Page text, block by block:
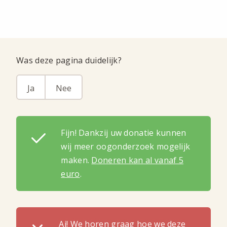
Was deze pagina duidelijk?
Ja Nee
Fijn! Dankzij uw donatie kunnen
wij meer oogonderzoek mogelijk
maken. Doneren kan al vanaf 5
euro.
Ai! We horen graag hoe we deze